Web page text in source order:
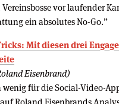
vor laufender
ein absolutes No-Go.”
Mit diesen drei
Eisenbrand)
wenig für die Social-Video-
Roland Eisenbrands